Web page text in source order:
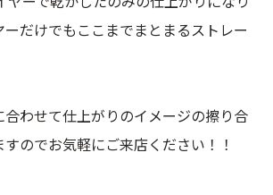
ーだけでもここまでまとまるストレー
わせて仕上がりのイメージの擦り合
のでお気軽にご来店ください！！